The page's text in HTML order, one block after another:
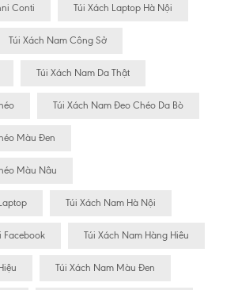
Conti Túi Xách Laptop Hà Nội
Túi Xách Nam Công Sở
Túi Xách Nam Da Thật
Túi Xách Nam Đeo Chéo Da Bò
Màu Đen
Màu Nâu
Túi Xách Nam Hà Nội
Facebook Túi Xách Nam Hàng Hiêu
Túi Xách Nam Màu Đen